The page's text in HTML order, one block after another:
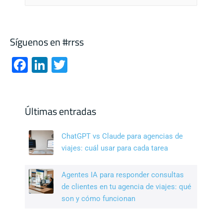
Síguenos en #rrss
F
e
b
o
o
k
Li
e
dI
n
er
Últimas entradas
ChatGPT vs Claude para agencias de
viajes: cuál usar para cada tarea
Agentes IA para responder consultas
de clientes en tu agencia de viajes: qué
son y cómo funcionan